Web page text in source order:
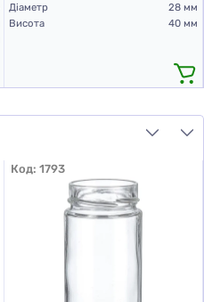
Діаметр
28 мм
Висота
40 мм
Код: 1793